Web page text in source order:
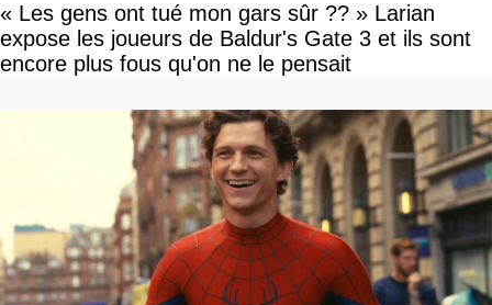
« Les gens ont tué mon gars sûr ?? » Larian
expose les joueurs de Baldur's Gate 3 et ils sont
encore plus fous qu'on ne le pensait